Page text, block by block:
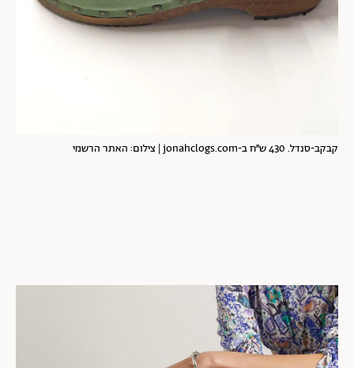
קבקב-סנדל. 430 ש״ח ב-jonahclogs.com | צילום: האתר הרשמי